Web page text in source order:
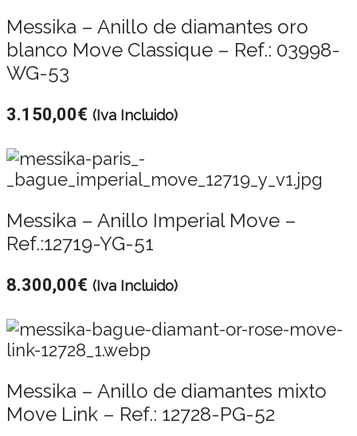
Messika – Anillo de diamantes oro
blanco Move Classique – Ref.: 03998-
WG-53
3.150,00€ (Iva Incluido)
Messika – Anillo Imperial Move –
Ref.:12719-YG-51
8.300,00€ (Iva Incluido)
Messika – Anillo de diamantes mixto
Move Link – Ref.: 12728-PG-52